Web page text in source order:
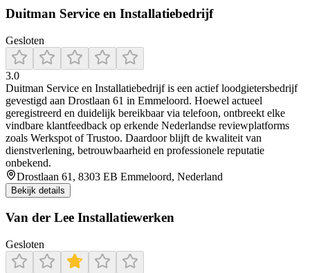
Duitman Service en Installatiebedrijf
Gesloten
3.0
Duitman Service en Installatiebedrijf is een actief loodgietersbedrijf
gevestigd aan Drostlaan 61 in Emmeloord. Hoewel actueel
geregistreerd en duidelijk bereikbaar via telefoon, ontbreekt elke
vindbare klantfeedback op erkende Nederlandse reviewplatforms
zoals Werkspot of Trustoo. Daardoor blijft de kwaliteit van
dienstverlening, betrouwbaarheid en professionele reputatie
onbekend.
Drostlaan 61, 8303 EB Emmeloord, Nederland
Bekijk details
Van der Lee Installatiewerken
Gesloten